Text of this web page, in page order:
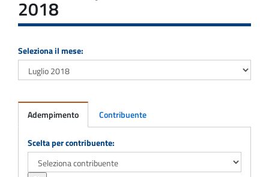
2018
Seleziona il mese:
Adempimento Contribuente
Adempimento
Scelta per contribuente: